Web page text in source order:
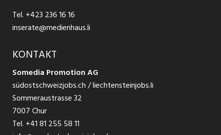
Temporär Jobs
Teilzeit Jobs
Praktikum
Impressum
Tel. +423 236 16 16
inserate@medienhaus.li
KONTAKT
Somedia Promotion AG
südostschweizjobs.ch / liechtensteinjobs.li
Sommeraustrasse 32
7007 Chur
Tel. +41 81 255 58 11